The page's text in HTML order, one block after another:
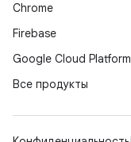
Chrome
Firebase
Google Cloud Platform
Все продукты